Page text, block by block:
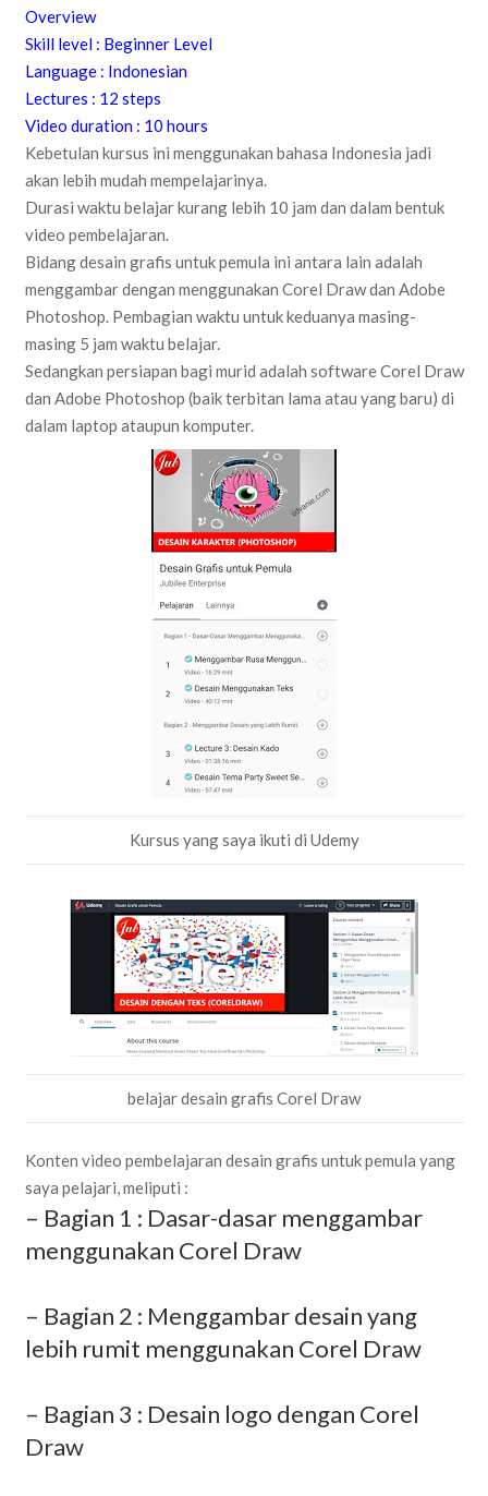
Overview
Skill level : Beginner Level
Language : Indonesian
Lectures : 12 steps
Video duration : 10 hours
Kebetulan kursus ini menggunakan bahasa Indonesia jadi
akan lebih mudah mempelajarinya.
Durasi waktu belajar kurang lebih 10 jam dan dalam bentuk
video pembelajaran.
Bidang desain grafis untuk pemula ini antara lain adalah
menggambar dengan menggunakan Corel Draw dan Adobe
Photoshop. Pembagian waktu untuk keduanya masing-
masing 5 jam waktu belajar.
Sedangkan persiapan bagi murid adalah software Corel Draw
dan Adobe Photoshop (baik terbitan lama atau yang baru) di
dalam laptop ataupun komputer.
Kursus yang saya ikuti di Udemy
belajar desain grafis Corel Draw
Konten video pembelajaran desain grafis untuk pemula yang
saya pelajari, meliputi :
– Bagian 1 : Dasar-dasar menggambar
menggunakan Corel Draw
– Bagian 2 : Menggambar desain yang
lebih rumit menggunakan Corel Draw
– Bagian 3 : Desain logo dengan Corel
Draw